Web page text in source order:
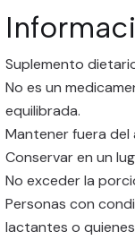
Suplemento
No es un
equilibrada.
Mantener fuera del
Conservar en un
No exceder la
Personas con
lactantes o